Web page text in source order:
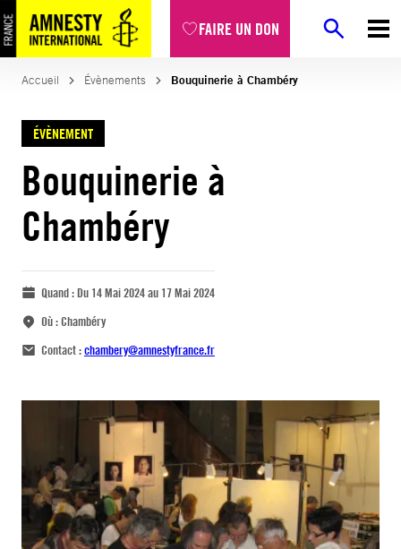
FAIRE UN DON
Accueil Évènements Bouquinerie à Chambéry
ÉVÈNEMENT
Bouquinerie à
Chambéry
Quand :Du 14 Mai 2024 au 17 Mai 2024
Où :Chambéry
Contact :chambery@amnestyfrance.fr